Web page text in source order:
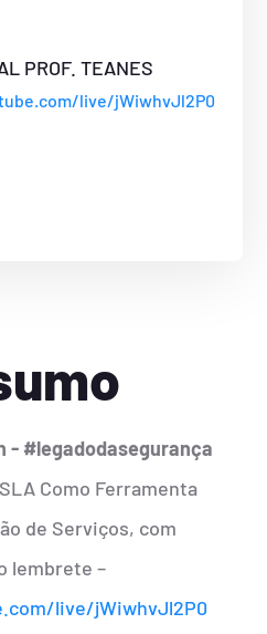
PROF. TEANES
live/jWiwhvJl2P0
- #legadodasegurança
Como Ferramenta
de Serviços, com
lembrete –
live/jWiwhvJl2P0